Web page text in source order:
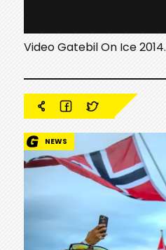
Video Gatebil On Ice 2014.
NEWS